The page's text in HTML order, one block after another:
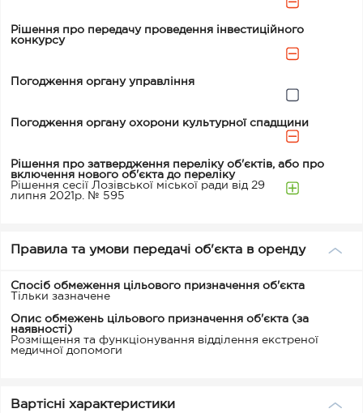
Рішення про передачу проведення інвестиційного
конкурсу
Погодження органу управління
Погодження органу охорони культурної спадщини
Рішення про затвердження переліку об'єктів, або про
включення нового об'єкта до переліку
Рішення сесії Лозівської міської ради від 29
липня 2021р. № 595
Правила та умови передачі об'єкта в оренду
Спосіб обмеження цільового призначення об'єкта
Тільки зазначене
Опис обмежень цільового призначення об'єкта (за
наявності)
Розміщення та функціонування відділення екстреної
медичної допомоги
Вартісні характеристики